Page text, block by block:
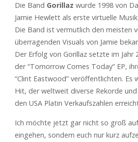
Die Band Gorillaz wurde 1998 von
Jamie Hewlett als erste virtuelle
Die Band ist vermutlich den meisten
überragenden Visuals von Jamie
Der Erfolg von Gorillaz setzte im Jahr
der “Tomorrow Comes Today” EP,
“Clint Eastwood” veröffentlichten. Es
Hit, der weltweit diverse Rekorde
den USA Platin Verkaufszahlen
Ich möchte jetzt gar nicht so groß
eingehen, sondern euch nur kurz